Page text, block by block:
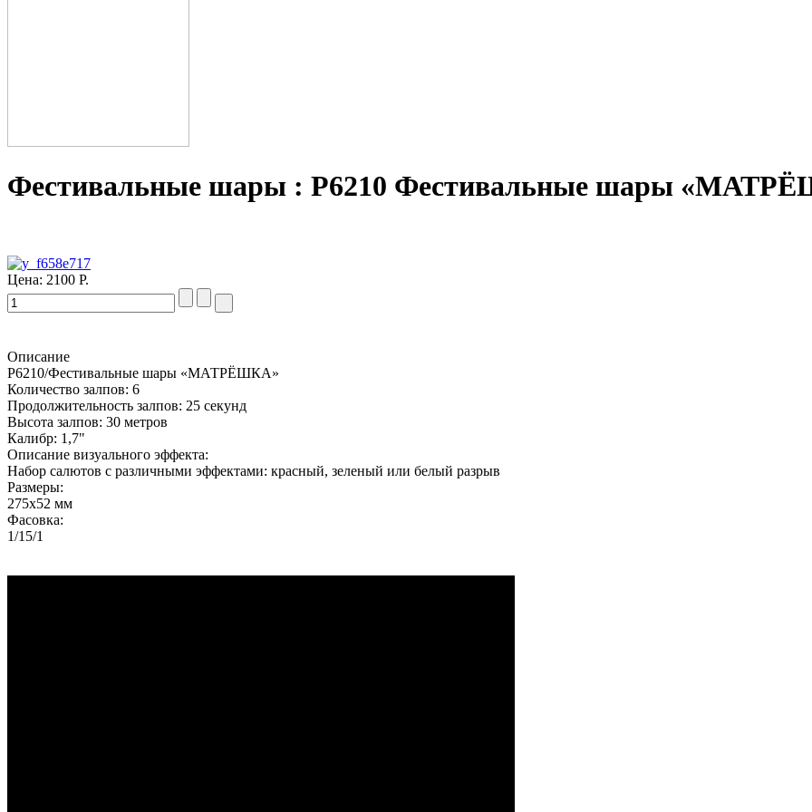
Фестивальные шары : Р6210 Фестивальные шары
Цена: 2100 Р.
Описание
Р6210/Фестивальные шары «МАТРЁШКА»
Количество залпов: 6
Продолжительность залпов: 25 секунд
Высота залпов: 30 метров
Калибр: 1,7"
Описание визуального эффекта:
Набор салютов с различными эффектами: красный, зеленый или белый разрыв
Размеры:
275х52 мм
Фасовка:
1/15/1